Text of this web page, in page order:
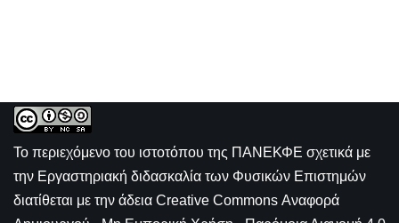
Το περιεχόμενο του ιστοτόπου της ΠΑΝΕΚΦΕ σχετικά με
την Εργαστηριακή διδασκαλία των Φυσικών Επιστημών
διατίθεται με την άδεια Creative Commons Αναφορά